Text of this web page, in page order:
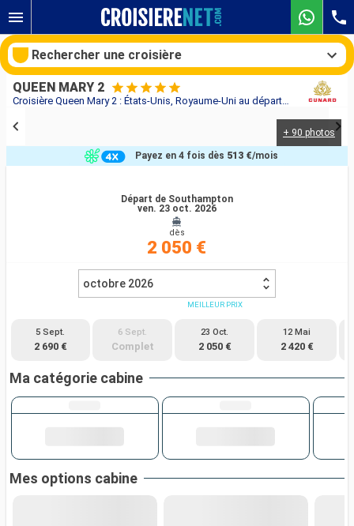
Croisière Queen Mary 2 : États-Unis, Royaume-Uni au départ de Southampton
QUEEN MARY 2
+ 90 photos
Départ de Southampton
ven. 23 oct. 2026
dès
2 050 €
Payez en 4 fois dès 513 €/mois
octobre 2026
5 Sept.
2 690 €
6 Sept.
Complet
MEILLEUR PRIX
23 Oct.
2 050 €
12 Mai
2 420 €
Ma catégorie cabine
Mes options cabine
Rechercher une croisière
Compagnies
Rechercher